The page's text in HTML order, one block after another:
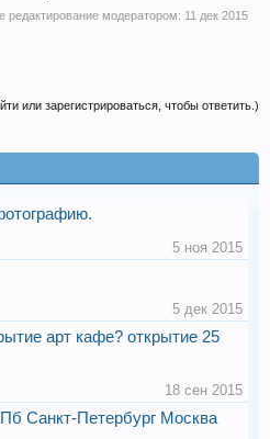
редактирование модератором: 11 дек 2015
или зарегистрироваться, чтобы ответить.)
5 ноя 2015
5 дек 2015
арт кафе? открытие 25
18 сен 2015
Санкт-Петербург Москва